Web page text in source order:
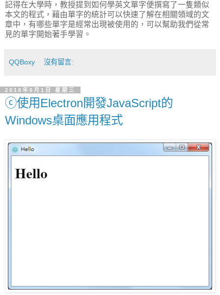
記得在大學時，教授提到如何學英文單字便撰寫了一隻類似
本文的程式，藉由單字的統計可以快速了解在相關領域的文
章中，有哪些單字是經常出現被使用的，可以幫助我們從常
見的單字開始著手學習。
QQBoxy 沒有留言:
2016年6月1日 星期三
ⓒ使用Electron開發JavaScript的
Windows桌面應用程式